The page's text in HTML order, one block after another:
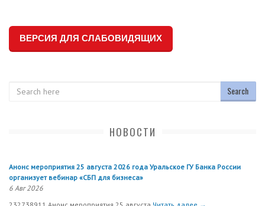
ВЕРСИЯ ДЛЯ СЛАБОВИДЯЩИХ
НОВОСТИ
Анонс мероприятия 25 августа 2026 года Уральское ГУ Банка России
организует вебинар «СБП для бизнеса»
6 Авг 2026